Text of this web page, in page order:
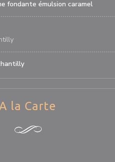
fondante émulsion caramel
la Carte